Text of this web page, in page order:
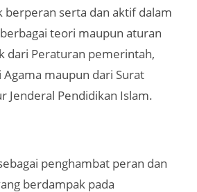
berperan serta dan aktif dalam
teori maupun aturan
dari Peraturan pemerintah,
maupun dari Surat
Jenderal Pendidikan Islam.
penghambat peran dan
berdampak pada